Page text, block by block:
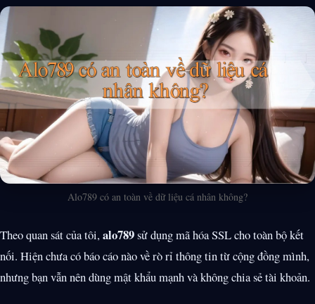
Alo789 có an toàn về dữ liệu cá nhân không?
Theo quan sát của tôi,alo789sử dụng mã hóa SSL cho toàn bộ kết
nối. Hiện chưa có báo cáo nào về rò rỉ thông tin từ cộng đồng mình,
nhưng bạn vẫn nên dùng mật khẩu mạnh và không chia sẻ tài khoản.